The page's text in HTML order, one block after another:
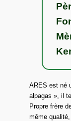
ARES est né
alpagas », il
Propre frère
même